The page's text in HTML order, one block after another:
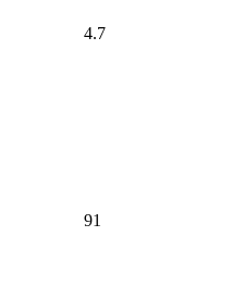
4.7
91